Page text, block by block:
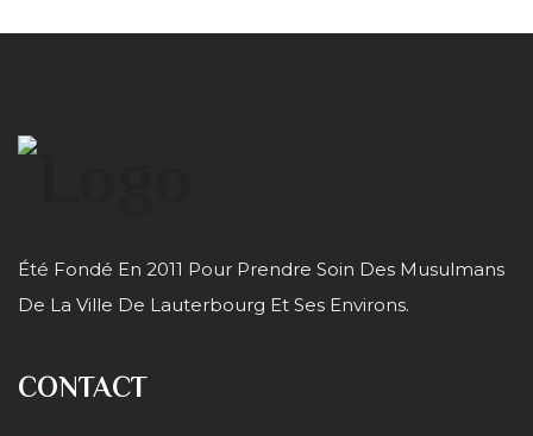
Été Fondé En 2011 Pour Prendre Soin Des Musulmans
De La Ville De Lauterbourg Et Ses Environs.
CONTACT